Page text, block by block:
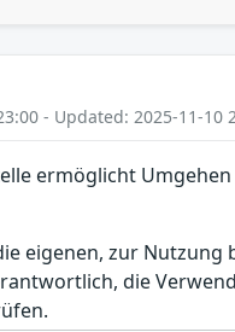
- Updated: 2025-11-10
ermöglicht
eigenen, zur
die